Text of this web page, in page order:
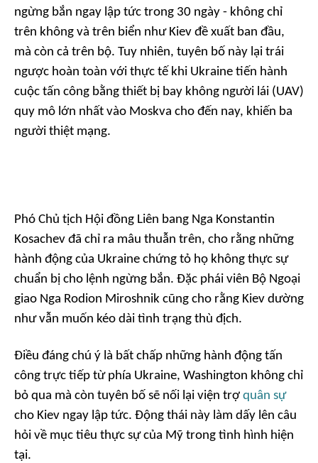
ngừng bắn ngay lập tức trong 30 ngày - không chỉ
trên không và trên biển như Kiev đề xuất ban đầu,
mà còn cả trên bộ. Tuy nhiên, tuyên bố này lại trái
ngược hoàn toàn với thực tế khi Ukraine tiến hành
cuộc tấn công bằng thiết bị bay không người lái (UAV)
quy mô lớn nhất vào Moskva cho đến nay, khiến ba
người thiệt mạng.
Phó Chủ tịch Hội đồng Liên bang Nga Konstantin
Kosachev đã chỉ ra mâu thuẫn trên, cho rằng những
hành động của Ukraine chứng tỏ họ không thực sự
chuẩn bị cho lệnh ngừng bắn. Đặc phái viên Bộ Ngoại
giao Nga Rodion Miroshnik cũng cho rằng Kiev dường
như vẫn muốn kéo dài tình trạng thù địch.
Điều đáng chú ý là bất chấp những hành động tấn
công trực tiếp từ phía Ukraine, Washington không chỉ
bỏ qua mà còn tuyên bố sẽ nối lại viện trợ quân sự
cho Kiev ngay lập tức. Động thái này làm dấy lên câu
hỏi về mục tiêu thực sự của Mỹ trong tình hình hiện
tại.